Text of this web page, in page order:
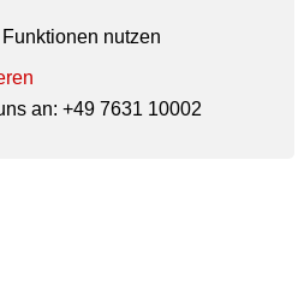
nutzen
an: +49 7631 10002